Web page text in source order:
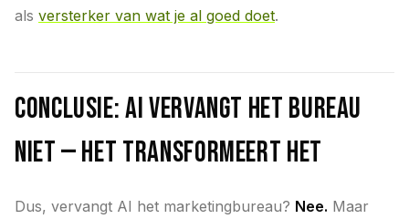
als versterker van wat je al goed doet.
Conclusie: AI vervangt het bureau
niet — het transformeert het
Dus, vervangt AI het marketingbureau? Nee. Maar